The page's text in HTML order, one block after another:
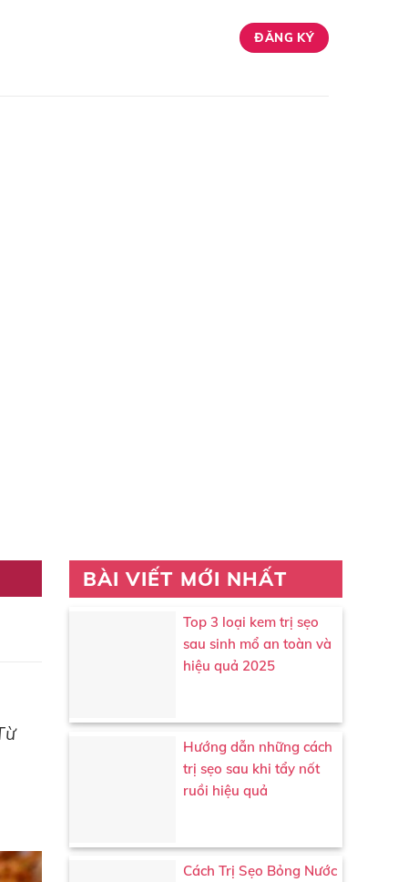
ĐĂNG KÝ
BÀI VIẾT MỚI NHẤT
Top 3 loại kem trị sẹo
sau sinh mổ an toàn và
hiệu quả 2025
Hướng dẫn những cách
trị sẹo sau khi tẩy nốt
ruồi hiệu quả
Cách Trị Sẹo Bỏng Nước